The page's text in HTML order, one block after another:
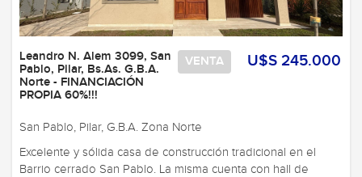
U$S 245.000
VENTA
Leandro N. Alem 3099, San
Pablo, Pilar, Bs.As. G.B.A.
Norte - FINANCIACIÓN
PROPIA 60%!!!
San Pablo, Pilar, G.B.A. Zona Norte
Excelente y sólida casa de construcción tradicional en el
Barrio cerrado San Pablo. La misma cuenta con hall de